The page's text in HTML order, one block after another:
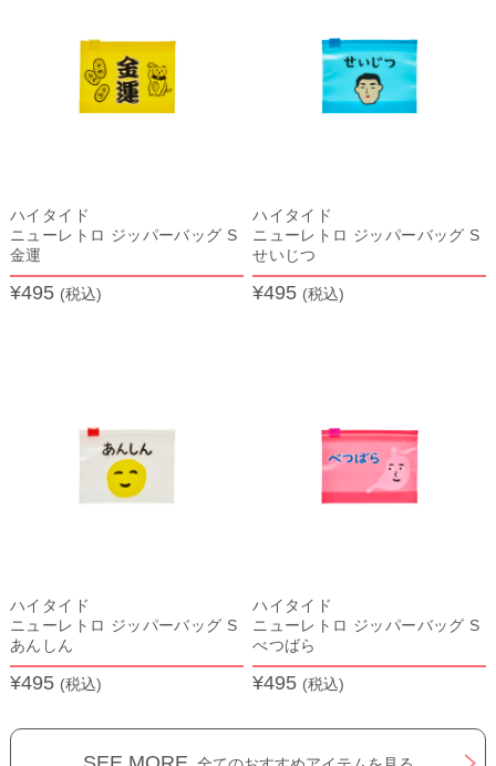
ハイタイド
ニューレトロ ジッパーバッグ S
金運
¥495 (税込)
ハイタイド
ニューレトロ ジッパーバッグ S
せいじつ
¥495 (税込)
ハイタイド
ニューレトロ ジッパーバッグ S
あんしん
¥495 (税込)
ハイタイド
ニューレトロ ジッパーバッグ S
べつばら
¥495 (税込)